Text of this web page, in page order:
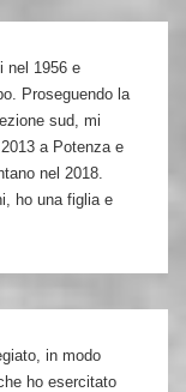
nel 1956 e
Proseguendo la
sud, mi
a Potenza e
nel 2018.
ho una figlia e
in modo
ho esercitato